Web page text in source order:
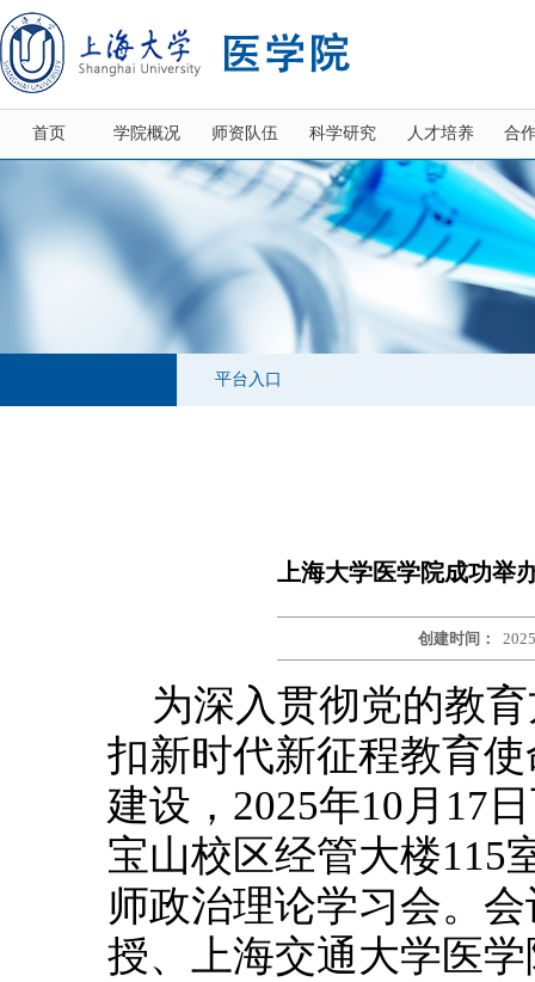
首页 学院概况 师资队伍 科学研究 人才培养 合
平台入口
上海大学医学院成功举
创建时间：
为深入贯彻党的教
扣新时代新征程教育
建设，2025年10月17
宝山校区经管大楼115
师政治理论学习会。
授、上海交通大学医